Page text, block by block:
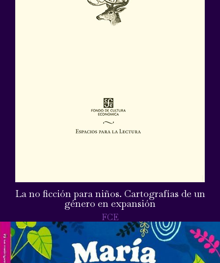
La no ficción para niños. Cartografías de un
género en expansión
FCE